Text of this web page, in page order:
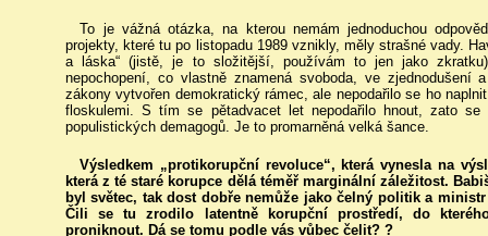
To je vážná otázka, na kterou nemám jednoduchou
projekty, které tu po listopadu 1989 vznikly, měly strašné vady.
a láska“ (jistě, je to složitější, používám to jen jako
nepochopení, co vlastně znamená svoboda, ve
zákony vytvořen demokratický rámec, ale nepodařilo se ho
floskulemi. S tím se pětadvacet let nepodařilo hnout, zato se
populistických demagogů. Je to promarněná velká šance.
Výsledkem „protikorupční revoluce“, která vynesla na
která z té staré korupce dělá téměř marginální záležitost.
byl světec, tak dost dobře nemůže jako čelný politik a
Čili se tu zrodilo latentně korupční prostředí, do
proniknout. Dá se tomu podle vás vůbec čelit? ?